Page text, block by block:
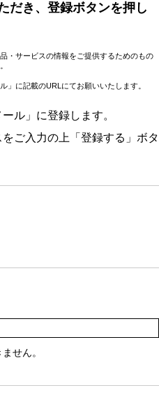
だき、登録ボタンを押し
・サービスの情報をご提供するためのもの
に記載のURLにてお願いいたします。
ル」に登録します。
ご入力の上「登録する」ボタ
せん。